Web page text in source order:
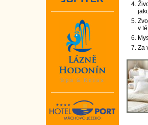
v
Za